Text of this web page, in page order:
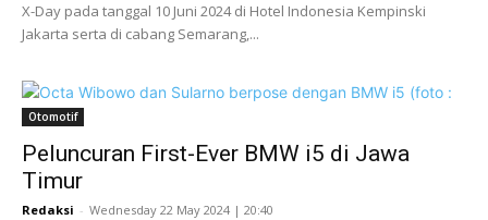
X-Day pada tanggal 10 Juni 2024 di Hotel Indonesia Kempinski
Jakarta serta di cabang Semarang,...
Otomotif
Peluncuran First-Ever BMW i5 di Jawa
Timur
Redaksi - Wednesday 22 May 2024 | 20:40